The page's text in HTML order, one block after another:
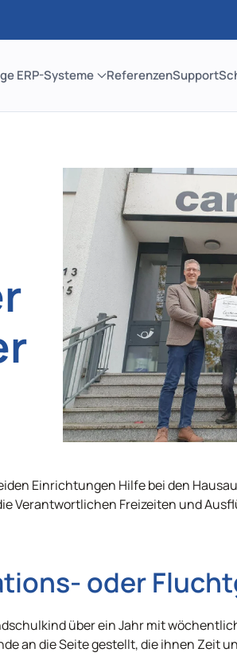
ERP-Systeme ReferenzenSupport
Einrichtungen Hilfe bei den
Verantwortlichen Freizeiten und
oder
über ein Jahr mit
an die Seite gestellt, die ihnen Zeit